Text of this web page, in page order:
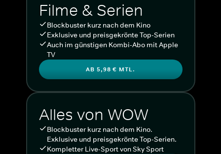
Filme & Serien
Blockbuster kurz nach dem Kino
Exklusive und preisgekrönte Top-Serien
Auch im günstigen Kombi-Abo mit Apple
TV
AB 5,98 € MTL.
Alles von WOW
Blockbuster kurz nach dem Kino.
Exklusive und preisgekrönte Top-Serien.
Kompletter Live-Sport von Sky Sport